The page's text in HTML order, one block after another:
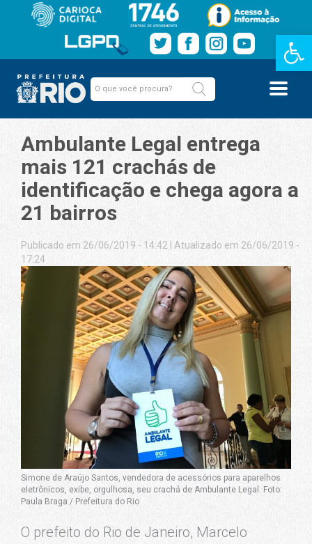
Barra de
Ambulante Legal entrega
mais 121 crachás de
identificação e chega agora a
21 bairros
Publicado em 26/06/2019 - 14:42
Atualizado em 26/06/2019 -
17:24
Simone de Araújo Santos, vendedora de acessórios para aparelhos
eletrônicos, exibe, orgulhosa, seu crachá de Ambulante Legal. Foto:
Paula Braga / Prefeitura do Rio
O prefeito do Rio de Janeiro, Marcelo